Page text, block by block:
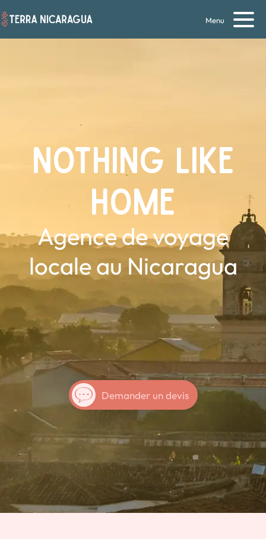
Menu
NOTHING LIKE
HOME
Agence de voyage
locale au Nicaragua
Demander un devis